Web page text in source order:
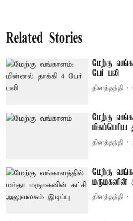
Related Stories
மேற்கு
பேர் பலி
தினத்தந்தி
மேற்கு
தினத்தந்தி
மேற்கு
மருமகனின்
தினத்தந்தி